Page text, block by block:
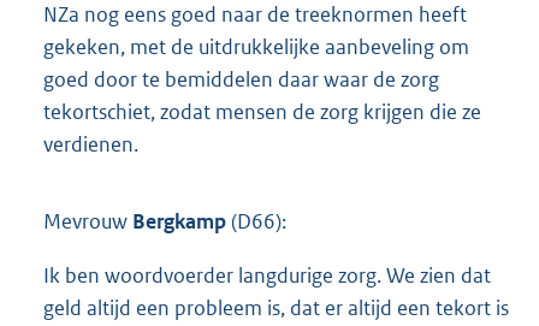
NZa nog eens goed naar de treeknormen heeft
gekeken, met de uitdrukkelijke aanbeveling om
goed door te bemiddelen daar waar de zorg
tekortschiet, zodat mensen de zorg krijgen die ze
verdienen.
Mevrouw Bergkamp(D66):
Ik ben woordvoerder langdurige zorg. We zien dat
geld altijd een probleem is, dat er altijd een tekort is